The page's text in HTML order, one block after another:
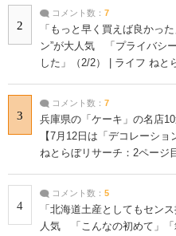
2
コメント数： 7
「もっと早く買えば良かっ
ン”が大人気 「プライバシ
した」（2/2） | ライフ ねと
3
コメント数： 7
兵庫県の「ケーキ」の名店
【7月12日は「デコレーシ
ねとらぼリサーチ：2ページ
4
コメント数： 5
「北海道土産としてもセン
人気 「こんなの初めて」「